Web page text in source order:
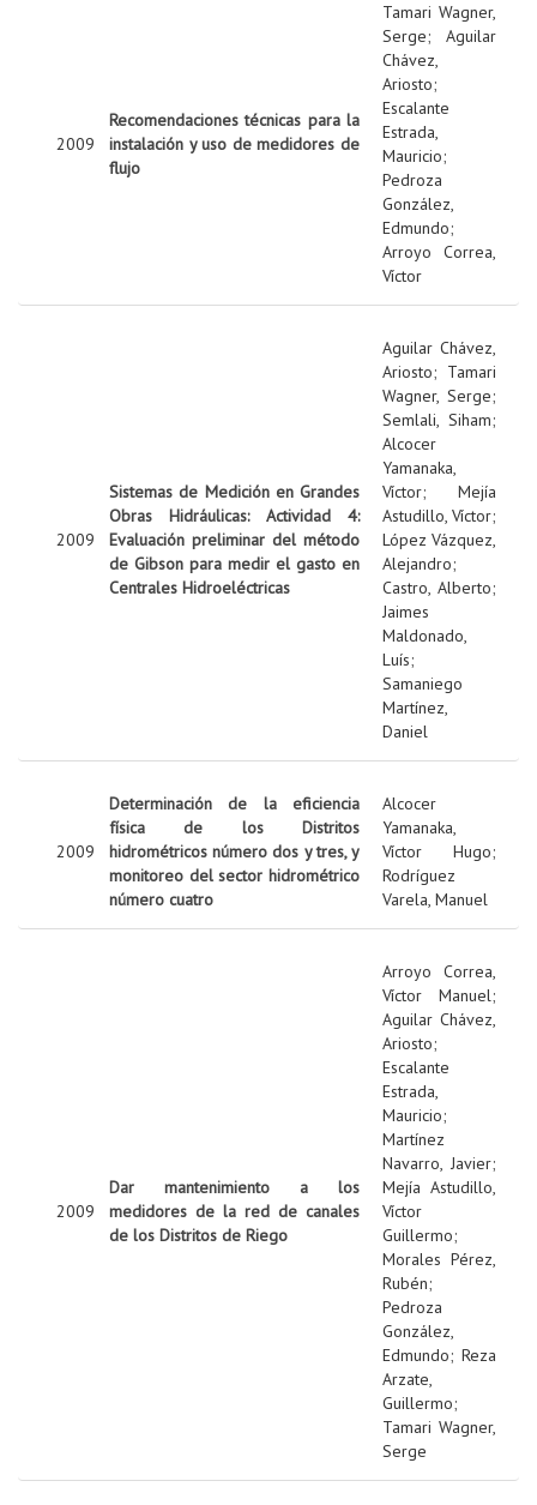
2009
Recomendaciones técnicas para la
instalación y uso de medidores de
flujo
Tamari Wagner,
Serge; Aguilar
Chávez,
Ariosto;
Escalante
Estrada,
Mauricio;
Pedroza
González,
Edmundo;
Arroyo Correa,
Víctor
2009
Sistemas de Medición en Grandes
Obras Hidráulicas: Actividad 4:
Evaluación preliminar del método
de Gibson para medir el gasto en
Centrales Hidroeléctricas
Aguilar Chávez,
Ariosto; Tamari
Wagner, Serge;
Semlali, Siham;
Alcocer
Yamanaka,
Víctor; Mejía
Astudillo, Víctor;
López Vázquez,
Alejandro;
Castro, Alberto;
Jaimes
Maldonado,
Luís;
Samaniego
Martínez,
Daniel
2009
Determinación de la eficiencia
física de los Distritos
hidrométricos número dos y tres, y
monitoreo del sector hidrométrico
número cuatro
Alcocer
Yamanaka,
Víctor Hugo;
Rodríguez
Varela, Manuel
2009
Dar mantenimiento a los
medidores de la red de canales
de los Distritos de Riego
Arroyo Correa,
Víctor Manuel;
Aguilar Chávez,
Ariosto;
Escalante
Estrada,
Mauricio;
Martínez
Navarro, Javier;
Mejía Astudillo,
Víctor
Guillermo;
Morales Pérez,
Rubén;
Pedroza
González,
Edmundo; Reza
Arzate,
Guillermo;
Tamari Wagner,
Serge